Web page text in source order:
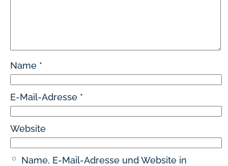
Name *
E-Mail-Adresse *
Website
Name, E-Mail-Adresse und Website in